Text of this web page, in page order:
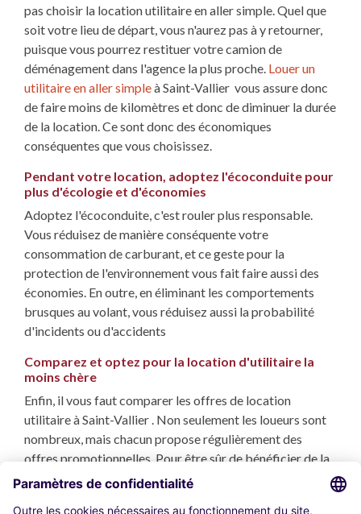
pas choisir la location utilitaire en aller simple. Quel que
soit votre lieu de départ, vous n'aurez pas à y retourner,
puisque vous pourrez restituer votre camion de
déménagement dans l'agence la plus proche. Louer un
utilitaire en aller simpleà Saint-Vallier vous assure donc
de faire moins de kilomètres et donc de diminuer la durée
de la location. Ce sont donc des économiques
conséquentes que vous choisissez.
Pendant votre location, adoptez l'écoconduite pour
plus d'écologie et d'économies
Adoptez l'écoconduite, c'est rouler plus responsable.
Vous réduisez de manière conséquente votre
consommation de carburant, et ce geste pour la
protection de l'environnement vous fait faire aussi des
économies. En outre, en éliminant les comportements
brusques au volant, vous réduisez aussi la probabilité
d'incidents ou d'accidents
Comparez et optez pour la location d'utilitaire la
moins chère
Enfin, il vous faut comparer les offres de location
utilitaire à Saint-Vallier . Non seulement les loueurs sont
nombreux, mais chacun propose régulièrement des
offres promotionnelles. Pour être sûr de bénéficier de la
meilleure offre et des tarifs les plus avantageux, confiez